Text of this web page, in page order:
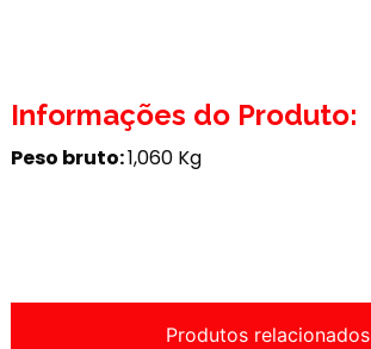
Informações do Produto:
Peso bruto:1,060 Kg
Produtos relacionados